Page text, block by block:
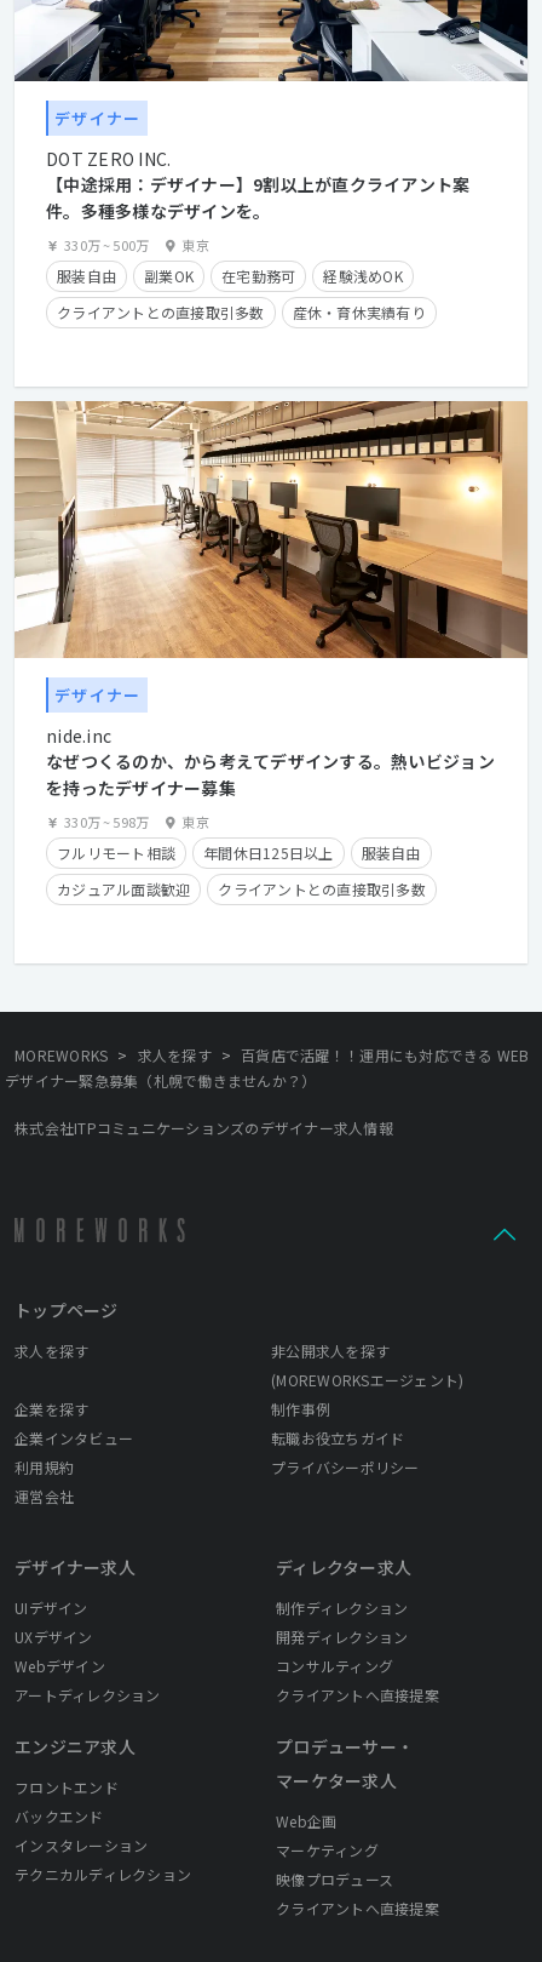
デザイナー
DOT ZERO INC.
【中途採用：デザイナー】9割以上が直クライアント案
件。多種多様なデザインを。
330万~500万 東京
服装自由 副業OK 在宅勤務可
経験浅めOK
クライアントとの直接取引多数
産休・育休実績有り
デザイナー
nide.inc
なぜつくるのか、から考えてデザインする。熱いビジョン
を持ったデザイナー募集
330万~598万 東京
フルリモート相談 年間休日125日以上
服装自由
カジュアル面談歓迎
クライアントとの直接取引多数
学歴不問
経験者優遇
MOREWORKS > 求人を探す > 百貨店で活躍！！運用にも対応できる WEB
デザイナー緊急募集（札幌で働きませんか？）
株式会社ITPコミュニケーションズのデザイナー求人情報
トップページ
求人を探す
非公開求人を探す
(MOREWORKSエージェント)
企業を探す
制作事例
企業インタビュー
転職お役立ちガイド
利用規約
プライバシーポリシー
運営会社
デザイナー求人
UIデザイン
UXデザイン
Webデザイン
アートディレクション
エンジニア求人
フロントエンド
バックエンド
インスタレーション
テクニカルディレクション
ディレクター求人
制作ディレクション
開発ディレクション
コンサルティング
クライアントへ直接提案
プロデューサー・
マーケター求人
Web企画
マーケティング
映像プロデュース
クライアントへ直接提案